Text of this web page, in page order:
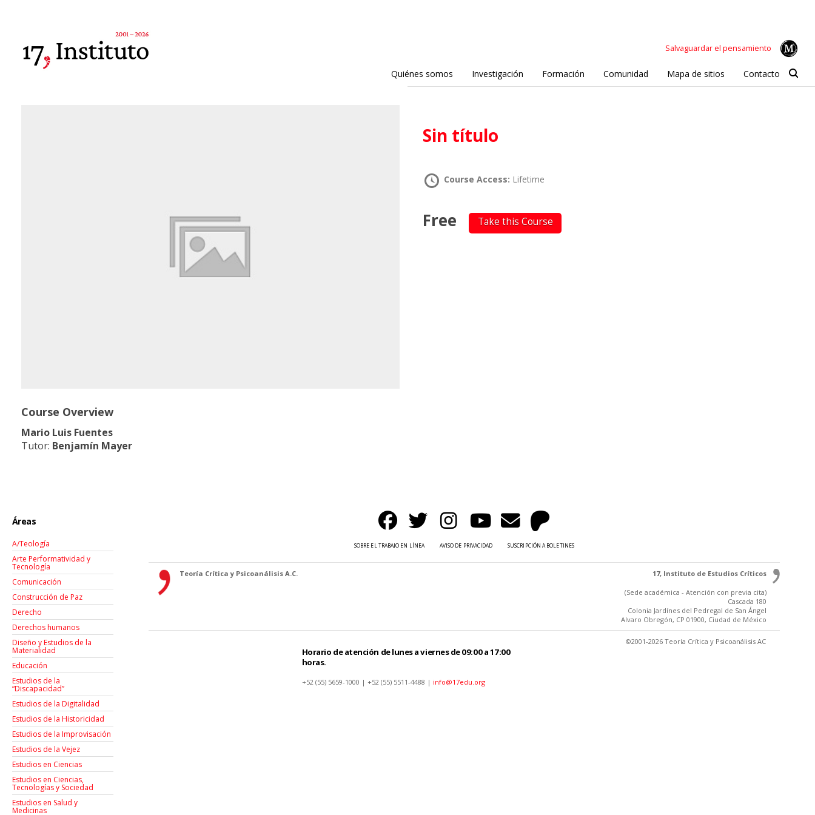
Salvaguardar el pensamiento
Quiénes somos Investigación Formación Comunidad Mapa de sitios Contacto
Sin título
Course Access: Lifetime
Free Take this Course
Course Overview
Mario Luis Fuentes
Tutor: Benjamín Mayer
Áreas
A/Teología
Arte Performatividad y
Tecnología
Comunicación
Construcción de Paz
Derecho
Derechos humanos
Diseño y Estudios de la
Materialidad
Educación
Estudios de la
“Discapacidad”
Estudios de la Digitalidad
Estudios de la Historicidad
Estudios de la Improvisación
Estudios de la Vejez
Estudios en Ciencias
Estudios en Ciencias,
Tecnologías y Sociedad
Estudios en Salud y
Medicinas
SOBRE EL TRABAJO EN LÍNEA AVISO DE PRIVACIDAD SUSCRIPCIÓN A BOLETINES
Teoría Crítica y Psicoanálisis A.C. 17, Instituto de Estudios Críticos
(Sede académica - Atención con previa cita)
Cascada 180
Colonia Jardínes del Pedregal de San Ángel
Alvaro Obregón, CP 01900, Ciudad de México
Horario de atención de lunes a viernes de 09:00 a 17:00
horas.
+52 (55) 5659-1000 | +52 (55) 5511-4488 | info@17edu.org
©2001-2026 Teoría Crítica y Psicoanálisis AC